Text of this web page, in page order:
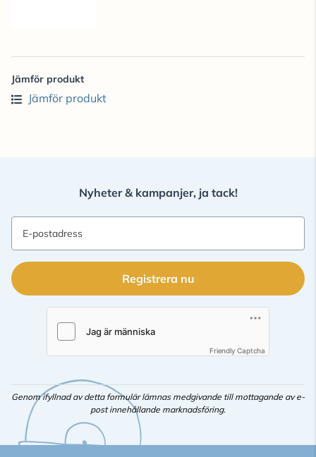
Jämför produkt
Jämför produkt
Nyheter & kampanjer, ja tack!
E-postadress
Registrera nu
Friendly Captcha
Genom ifyllnad av detta formulär lämnas medgivande till mottagande av e-
post innehållande marknadsföring.